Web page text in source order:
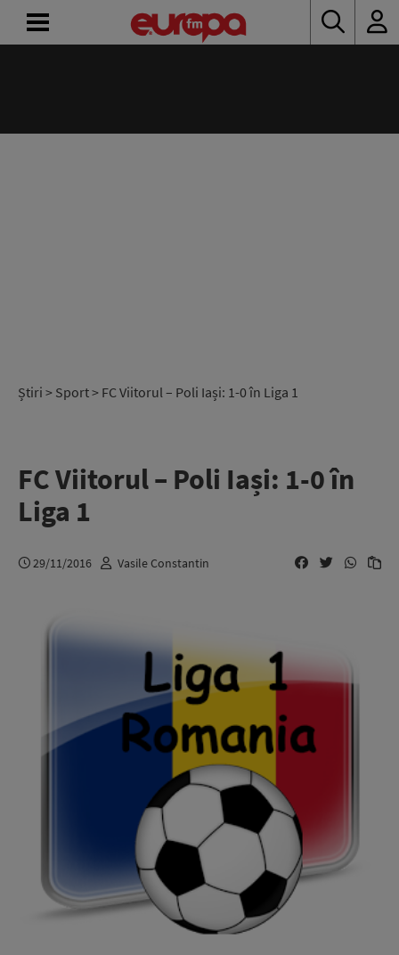
Știri > Sport> FC Viitorul – Poli Iași: 1-0 în Liga 1
FC Viitorul – Poli Iași: 1-0 în
Liga 1
29/11/2016 Vasile Constantin